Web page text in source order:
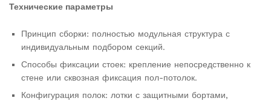
Технические параметры
Принцип сборки: полностью модульная структура с
индивидуальным подбором секций.
Способы фиксации стоек: крепление непосредственно к
стене или сквозная фиксация пол-потолок.
Конфигурация полок: лотки с защитными бортами,